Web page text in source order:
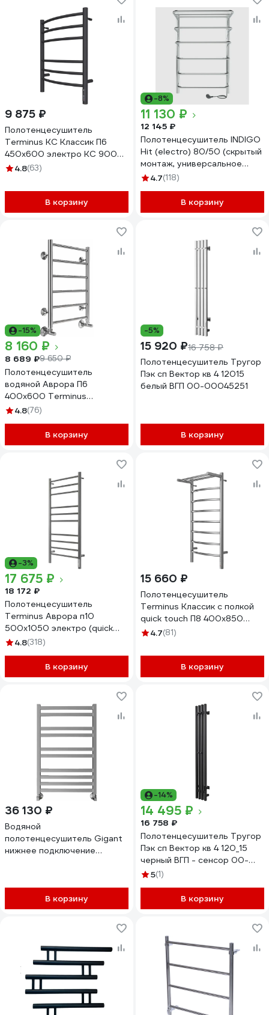
9 875 ₽
Полотенцесушитель
Terminus КС Классик П6
450x600 электро КС 9005
матовый 4670078527578
4.8(63)
В корзину
-8%
11 130 ₽
12 145 ₽
Полотенцесушитель INDIGO
Hit (electro) 80/50 (скрытый
монтаж, универсальное
подключение R/L,
4.7(118)
В корзину
-15%
8 160 ₽
8 689 ₽9 650 ₽
Полотенцесушитель
водяной Аврора П6
400x600 Terminus
4670078529879
4.8(76)
В корзину
-5%
15 920 ₽16 758 ₽
Полотенцесушитель Тругор
Пэк сп Вектор кв 4 12015
белый ВГП 00-00045251
В корзину
-3%
17 675 ₽
18 172 ₽
Полотенцесушитель
Terminus Аврора п10
500x1050 электро (quick
touch) 4670078544360
4.8(318)
В корзину
15 660 ₽
Полотенцесушитель
Terminus Классик с полкой
quick touch П8 400x850
4670078531407
4.7(81)
В корзину
36 130 ₽
Водяной
полотенцесушитель Gigant
нижнее подключение
В корзину
-14%
14 495 ₽
16 758 ₽
Полотенцесушитель Тругор
Пэк сп Вектор кв 4 120_15
черный ВГП - сенсор 00-
00050075
5(1)
В корзину